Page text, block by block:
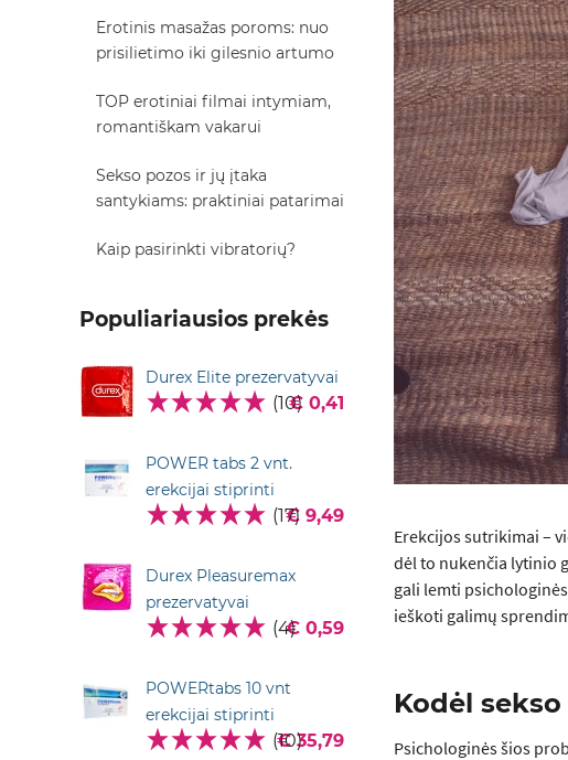
Erotinis masažas poroms: nuo
prisilietimo iki gilesnio artumo
TOP erotiniai filmai intymiam,
romantiškam vakarui
Sekso pozos ir jų įtaka
santykiams: praktiniai patarimai
Kaip pasirinkti vibratorių?
Populiariausios prekės
Durex Elite prezervatyvai
(10)€ 0,41
POWER tabs 2 vnt.
erekcijai stiprinti
(17)€ 9,49
Durex Pleasuremax
prezervatyvai
(4)€ 0,59
POWERtabs 10 vnt
erekcijai stiprinti
(10)
€ 35,79
Erekcijos sutrikimai –
dėl to nukenčia lytinio
gali lemti
ieškoti galimų
Kodėl
Psichologinės šios